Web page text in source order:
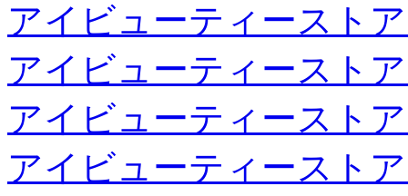
アイビューティースト
アイビューティースト
アイビューティースト
アイビューティースト